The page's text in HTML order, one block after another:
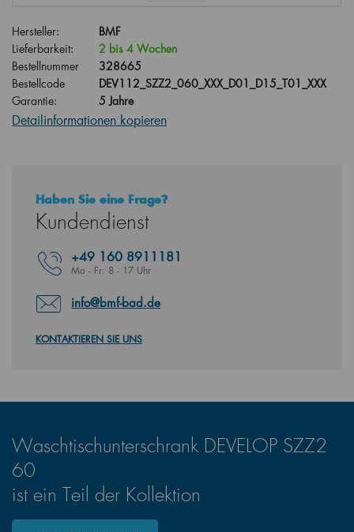
Hersteller:
BMF
Lieferbarkeit:
2 bis 4 Wochen
Bestellnummer
328665
Bestellcode
DEV112_SZZ2_060_XXX_D01_D15_T01_XXX
Garantie:
5 Jahre
Detailinformationen kopieren
Haben Sie eine Frage?
Kundendienst
+49 160 8911181
Mo - Fr: 8 - 17 Uhr
info@bmf-bad.de
KONTAKTIEREN SIE UNS
Waschtischunterschrank DEVELOP SZZ2
60
ist ein Teil der Kollektion